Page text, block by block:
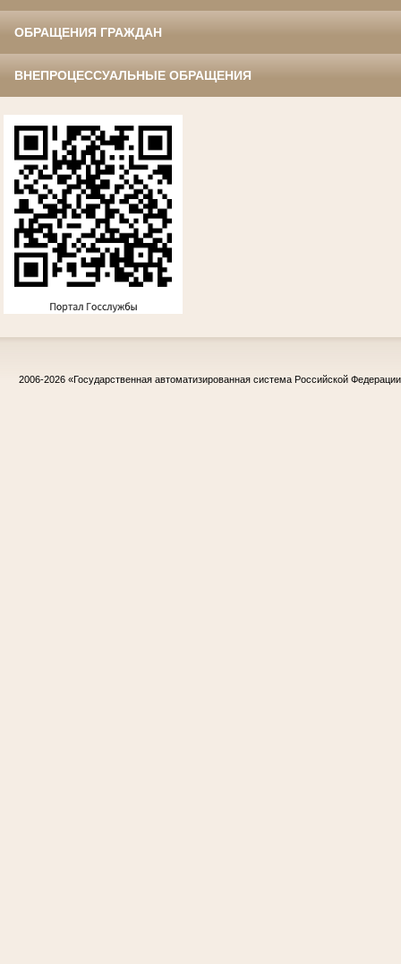
ОБРАЩЕНИЯ ГРАЖДАН
ВНЕПРОЦЕССУАЛЬНЫЕ ОБРАЩЕНИЯ
2006-2026 «Государственная автоматизированная система Российской